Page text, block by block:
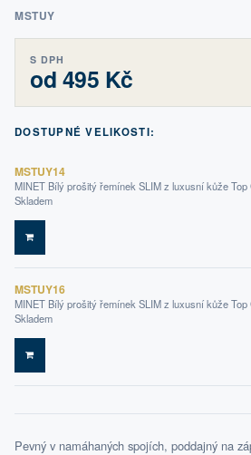
MSTUY
S DPH
od 495 Kč
DOSTUPNÉ VELIKOSTI:
MSTUY14
MINET Bílý prošitý řemínek SLIM z luxusní kůže Top
Skladem
DO KOŠÍKU
MSTUY16
MINET Bílý prošitý řemínek SLIM z luxusní kůže Top
Skladem
DO KOŠÍKU
Pevný v namáhaných spojích, poddajný na